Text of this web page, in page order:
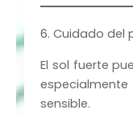
6. Cuidado del
El sol fuerte
sensible.